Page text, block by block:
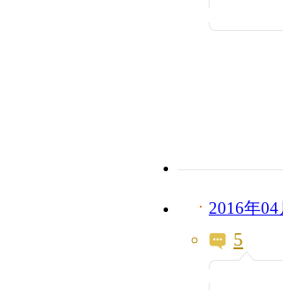
2016年
5